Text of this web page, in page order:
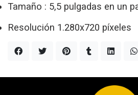
Tamaño : 5,5 pulgadas en un
Resolución 1.280x720 píxeles